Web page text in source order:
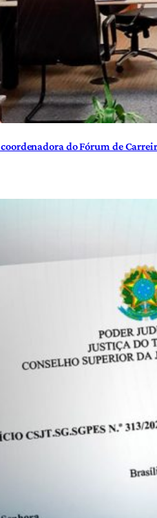
coordenadora do Fórum de